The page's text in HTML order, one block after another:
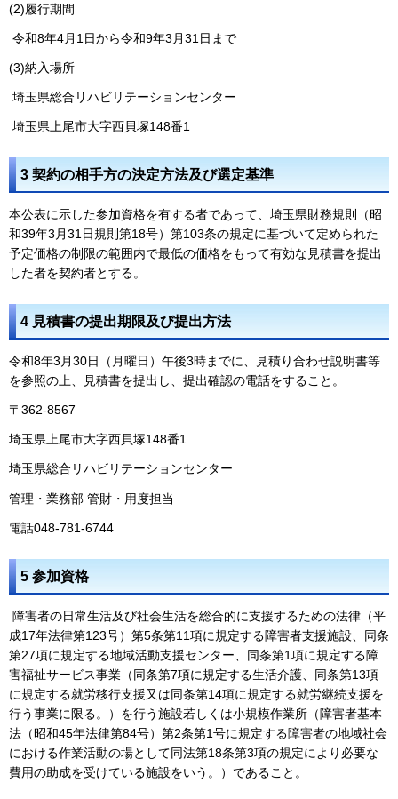
(2)履行期間
令和8年4月1日から令和9年3月31日まで
(3)納入場所
埼玉県総合リハビリテーションセンター
埼玉県上尾市大字西貝塚148番1
3 契約の相手方の決定方法及び選定基準
本公表に示した参加資格を有する者であって、埼玉県財務規則（昭
和39年3月31日規則第18号）第103条の規定に基づいて定められた
予定価格の制限の範囲内で最低の価格をもって有効な見積書を提出
した者を契約者とする。
4 見積書の提出期限及び提出方法
令和8年3月30日（月曜日）午後3時までに、見積り合わせ説明書等
を参照の上、見積書を提出し、提出確認の電話をすること。
〒362-8567
埼玉県上尾市大字西貝塚148番1
埼玉県総合リハビリテーションセンター
管理・業務部 管財・用度担当
電話048-781-6744
5 参加資格
障害者の日常生活及び社会生活を総合的に支援するための法律（平
成17年法律第123号）第5条第11項に規定する障害者支援施設、同条
第27項に規定する地域活動支援センター、同条第1項に規定する障
害福祉サービス事業（同条第7項に規定する生活介護、同条第13項
に規定する就労移行支援又は同条第14項に規定する就労継続支援を
行う事業に限る。）を行う施設若しくは小規模作業所（障害者基本
法（昭和45年法律第84号）第2条第1号に規定する障害者の地域社会
における作業活動の場として同法第18条第3項の規定により必要な
費用の助成を受けている施設をいう。）であること。